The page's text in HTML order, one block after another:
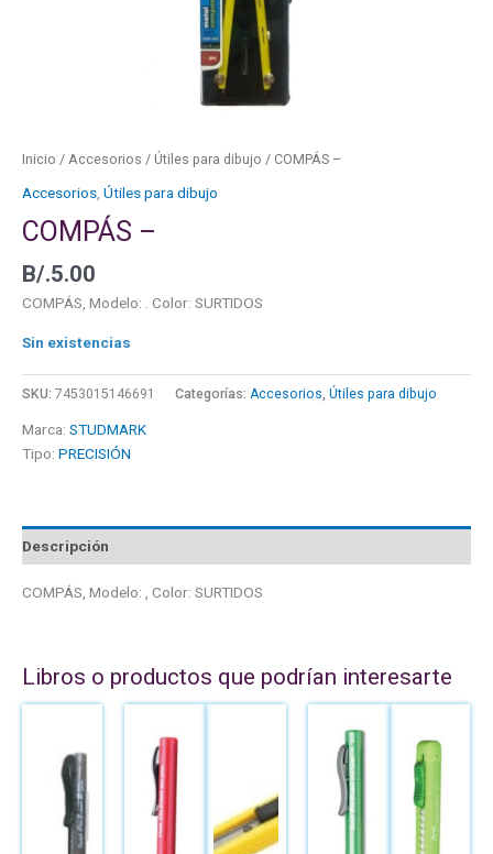
Inicio / Accesorios / Útiles para dibujo / COMPÁS –
Accesorios Útiles para dibujo
COMPÁS –
B/.5.00
COMPÁS, Modelo: . Color: SURTIDOS
Sin existencias
SKU: 7453015146691 Categorías: Accesorios, Útiles para dibujo
Marca: STUDMARK
Tipo: PRECISIÓN
Descripción
COMPÁS, Modelo: , Color: SURTIDOS
Libros o productos que podrían interesarte